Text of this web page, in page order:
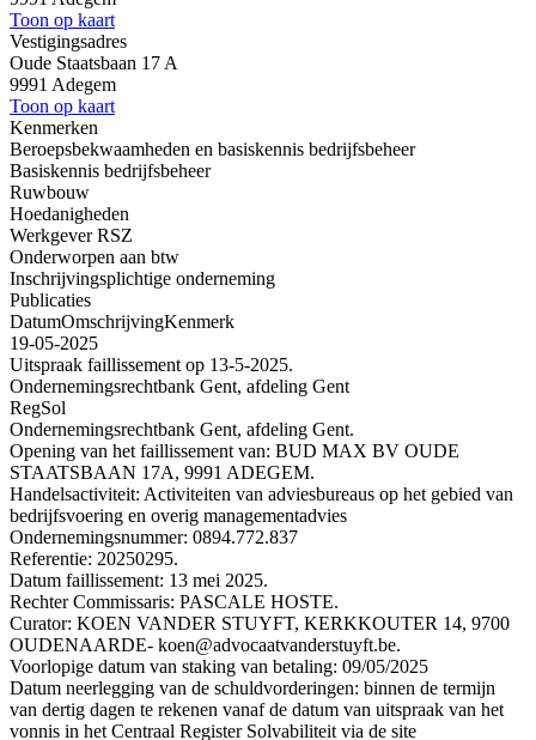
Toon op kaart
Vestigingsadres
Oude Staatsbaan 17 A
9991 Adegem
Toon op kaart
Kenmerken
Beroepsbekwaamheden en basiskennis bedrijfsbeheer
Basiskennis bedrijfsbeheer
Ruwbouw
Hoedanigheden
Werkgever RSZ
Onderworpen aan btw
Inschrijvingsplichtige onderneming
Publicaties
DatumOmschrijvingKenmerk
19-05-2025
Uitspraak faillissement op 13-5-2025.
Ondernemingsrechtbank Gent, afdeling Gent
RegSol
Ondernemingsrechtbank Gent, afdeling Gent.
Opening van het faillissement van: BUD MAX BV OUDE
STAATSBAAN 17A, 9991 ADEGEM.
Handelsactiviteit: Activiteiten van adviesbureaus op het gebied van
bedrijfsvoering en overig managementadvies
Ondernemingsnummer: 0894.772.837
Referentie: 20250295.
Datum faillissement: 13 mei 2025.
Rechter Commissaris: PASCALE HOSTE.
Curator: KOEN VANDER STUYFT, KERKKOUTER 14, 9700
OUDENAARDE- koen@advocaatvanderstuyft.be.
Voorlopige datum van staking van betaling: 09/05/2025
Datum neerlegging van de schuldvorderingen: binnen de termijn
van dertig dagen te rekenen vanaf de datum van uitspraak van het
vonnis in het Centraal Register Solvabiliteit via de site